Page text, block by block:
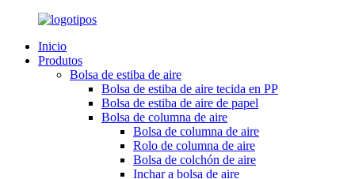
Inicio
Produtos
Bolsa de estiba de aire
Bolsa de estiba de aire tecida en PP
Bolsa de estiba de aire de papel
Bolsa de columna de aire
Bolsa de columna de aire
Rolo de columna de aire
Bolsa de colchón de aire
Inchar a bolsa de aire